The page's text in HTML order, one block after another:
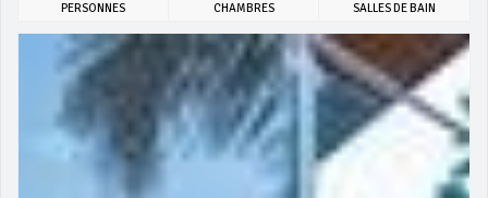
PERSONNES CHAMBRES SALLES DE BAIN